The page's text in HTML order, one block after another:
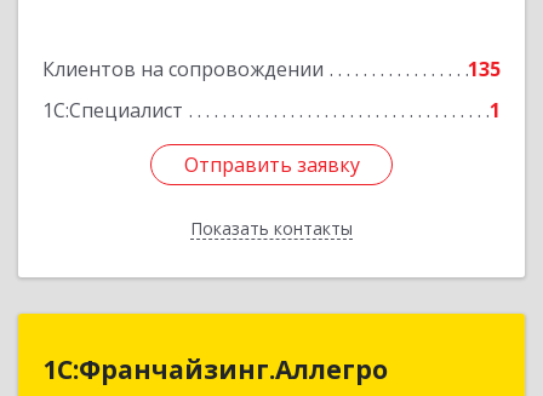
Клиентов на сопровождении
135
1С:Специалист
1
Отправить заявку
Показать контакты
Отправить заявку
Назад
1С:Франчайзинг.Аллегро
1С:Франчайзинг.Аллегро